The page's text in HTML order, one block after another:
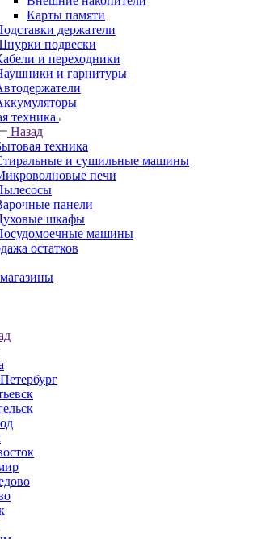
Карты памяти
держатели
подвески
и переходники
и гарнитуры
техника
Назад
техника
и сушильные машины
печи
панели
шкафы
машины
остатков